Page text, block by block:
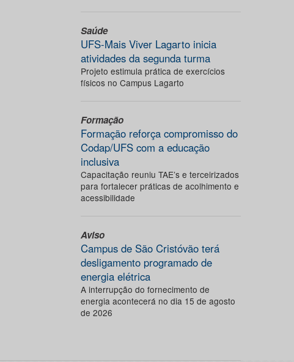
Saúde
UFS-Mais Viver Lagarto inicia
atividades da segunda turma
Projeto estimula prática de exercícios
físicos no Campus Lagarto
Formação
Formação reforça compromisso do
Codap/UFS com a educação
inclusiva
Capacitação reuniu TAE’s e terceirizados
para fortalecer práticas de acolhimento e
acessibilidade
Aviso
Campus de São Cristóvão terá
desligamento programado de
energia elétrica
A interrupção do fornecimento de
energia acontecerá no dia 15 de agosto
de 2026